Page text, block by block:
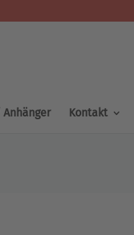
Anhänger Kontakt